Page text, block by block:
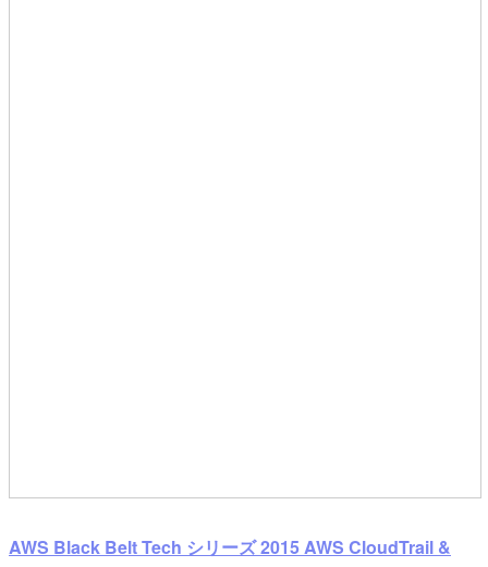
AWS Black Belt Tech シリーズ 2015 AWS CloudTrail &